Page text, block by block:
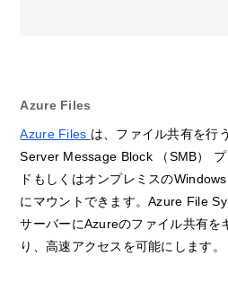
Azure Files
Azure Files は、ファイル共有を行
Server Message Block （SMB）
ドもしくはオンプレミスの
にマウントできます。Azure File
サーバーにAzureのファイル共有を
り、高速アクセスを可能にします。